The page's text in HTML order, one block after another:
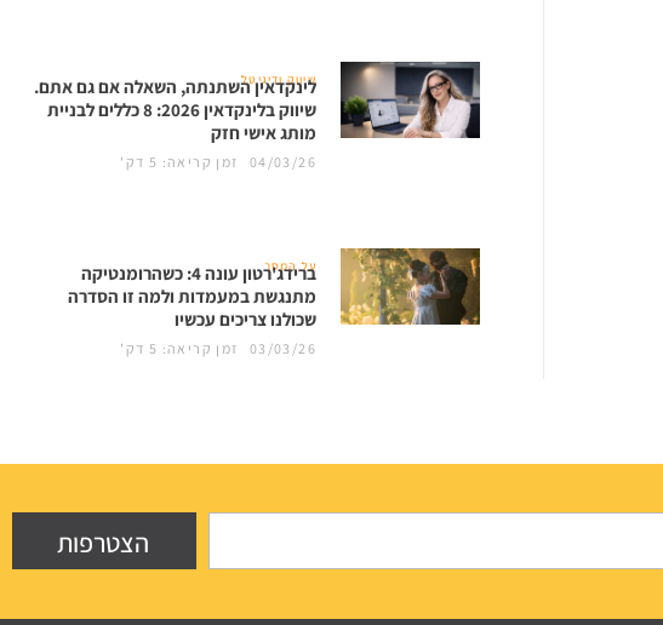
שיווק ודיגיטל
לינקדאין השתנתה, השאלה אם גם אתם.
שיווק בלינקדאין 2026: 8 כללים לבניית
מותג אישי חזק
04/03/26 זמן קריאה: 5 דק'
על המסך
ברידג'רטון עונה 4: כשהרומנטיקה
מתנגשת במעמדות ולמה זו הסדרה
שכולנו צריכים עכשיו
03/03/26 זמן קריאה: 5 דק'
הצטרפות